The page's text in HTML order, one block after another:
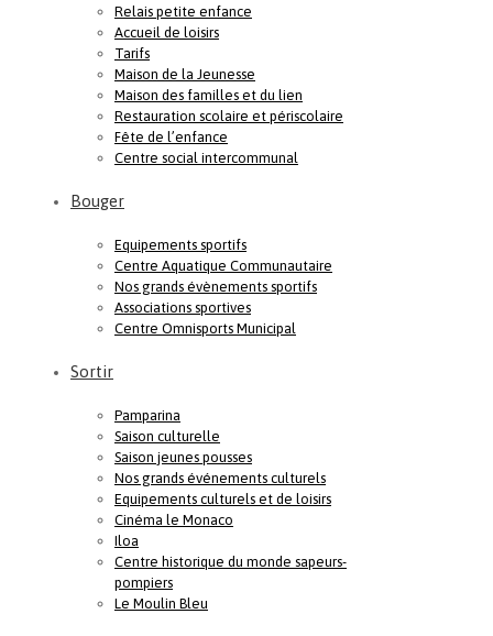
Relais petite enfance
Accueil de loisirs
Tarifs
Maison de la Jeunesse
Maison des familles et du lien
Restauration scolaire et périscolaire
Fête de l’enfance
Centre social intercommunal
Bouger
Equipements sportifs
Centre Aquatique Communautaire
Nos grands évènements sportifs
Associations sportives
Centre Omnisports Municipal
Sortir
Pamparina
Saison culturelle
Saison jeunes pousses
Nos grands événements culturels
Equipements culturels et de loisirs
Cinéma le Monaco
Iloa
Centre historique du monde sapeurs-
pompiers
Le Moulin Bleu